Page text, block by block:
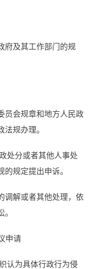
及其工作部门的规
会规章和地方人民政
规办理。
分或者其他人事处
规定提出申诉。
解或者其他处理，依
申请
为具体行政行为侵